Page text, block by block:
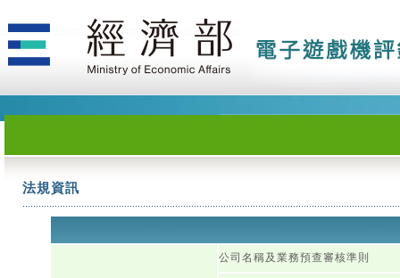
法規資訊
公司名稱及業務預查審核準則